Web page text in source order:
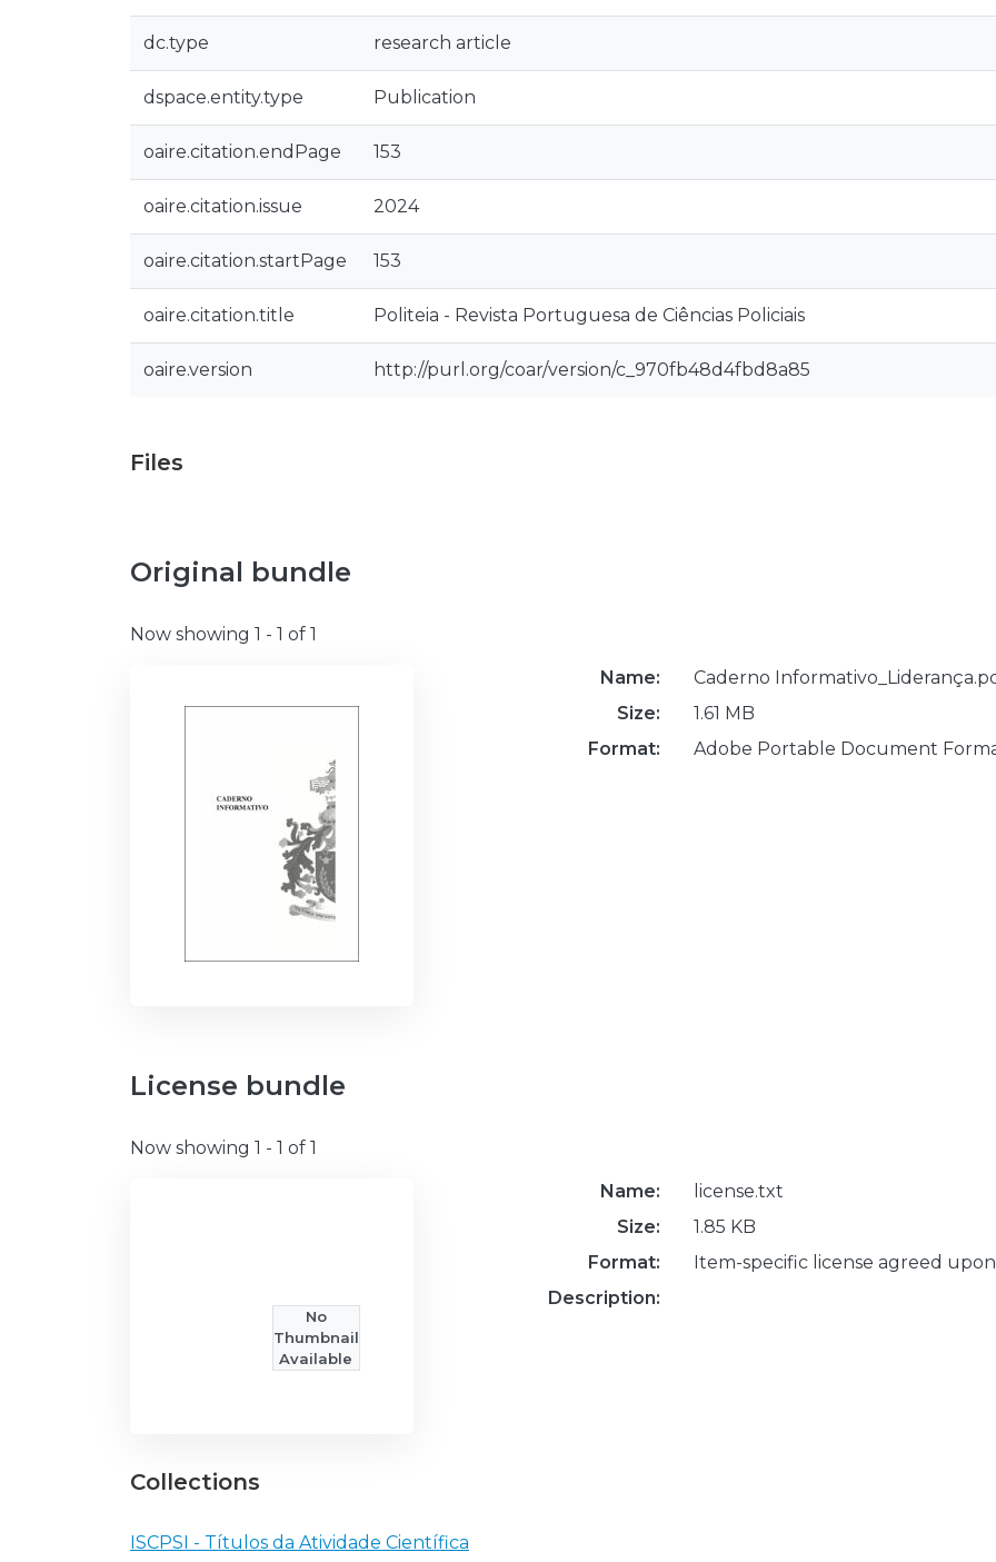
dc.type research article
dspace.entity.type Publication
oaire.citation.endPage 153
oaire.citation.issue 2024
oaire.citation.startPage 153
oaire.citation.title Politeia - Revista Portuguesa de Ciências Policiais
oaire.version http://purl.org/coar/version/c_970fb48d4fbd8a85
Files
Original bundle
Now showing 1 - 1 of 1
Name:
Caderno
Size:
1.61 MB
Format:
Adobe Portable Document
License bundle
Now showing 1 - 1 of 1
No
Thumbnail
Available
Name:
license.txt
Size:
1.85 KB
Format:
Item-specific license agreed
Description:
Collections
ISCPSI - Títulos da Atividade Científica